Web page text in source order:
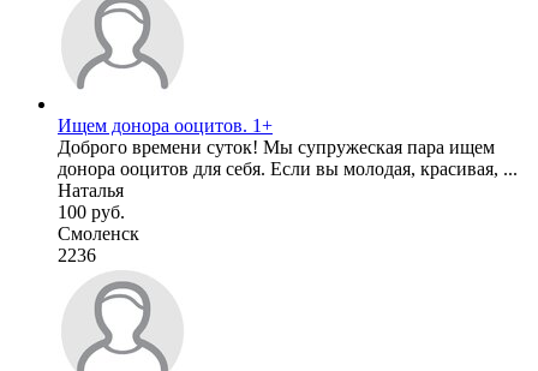
Ищем донора ооцитов. 1+
Доброго времени суток! Мы супружеская пара ищем
донора ооцитов для себя. Если вы молодая, красивая, ...
Наталья
100 руб.
Смоленск
2236